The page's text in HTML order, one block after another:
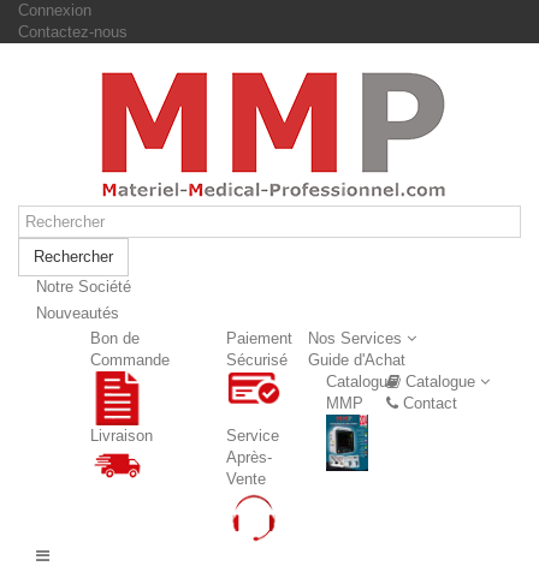
Connexion
Contactez-nous
Rechercher
Notre Société
Nouveautés
Nos Services
Bon de
Commande
Paiement
Sécurisé
Livraison
Service
Après-
Vente
Guide d'Achat
Catalogue
Catalogue
MMP
Contact